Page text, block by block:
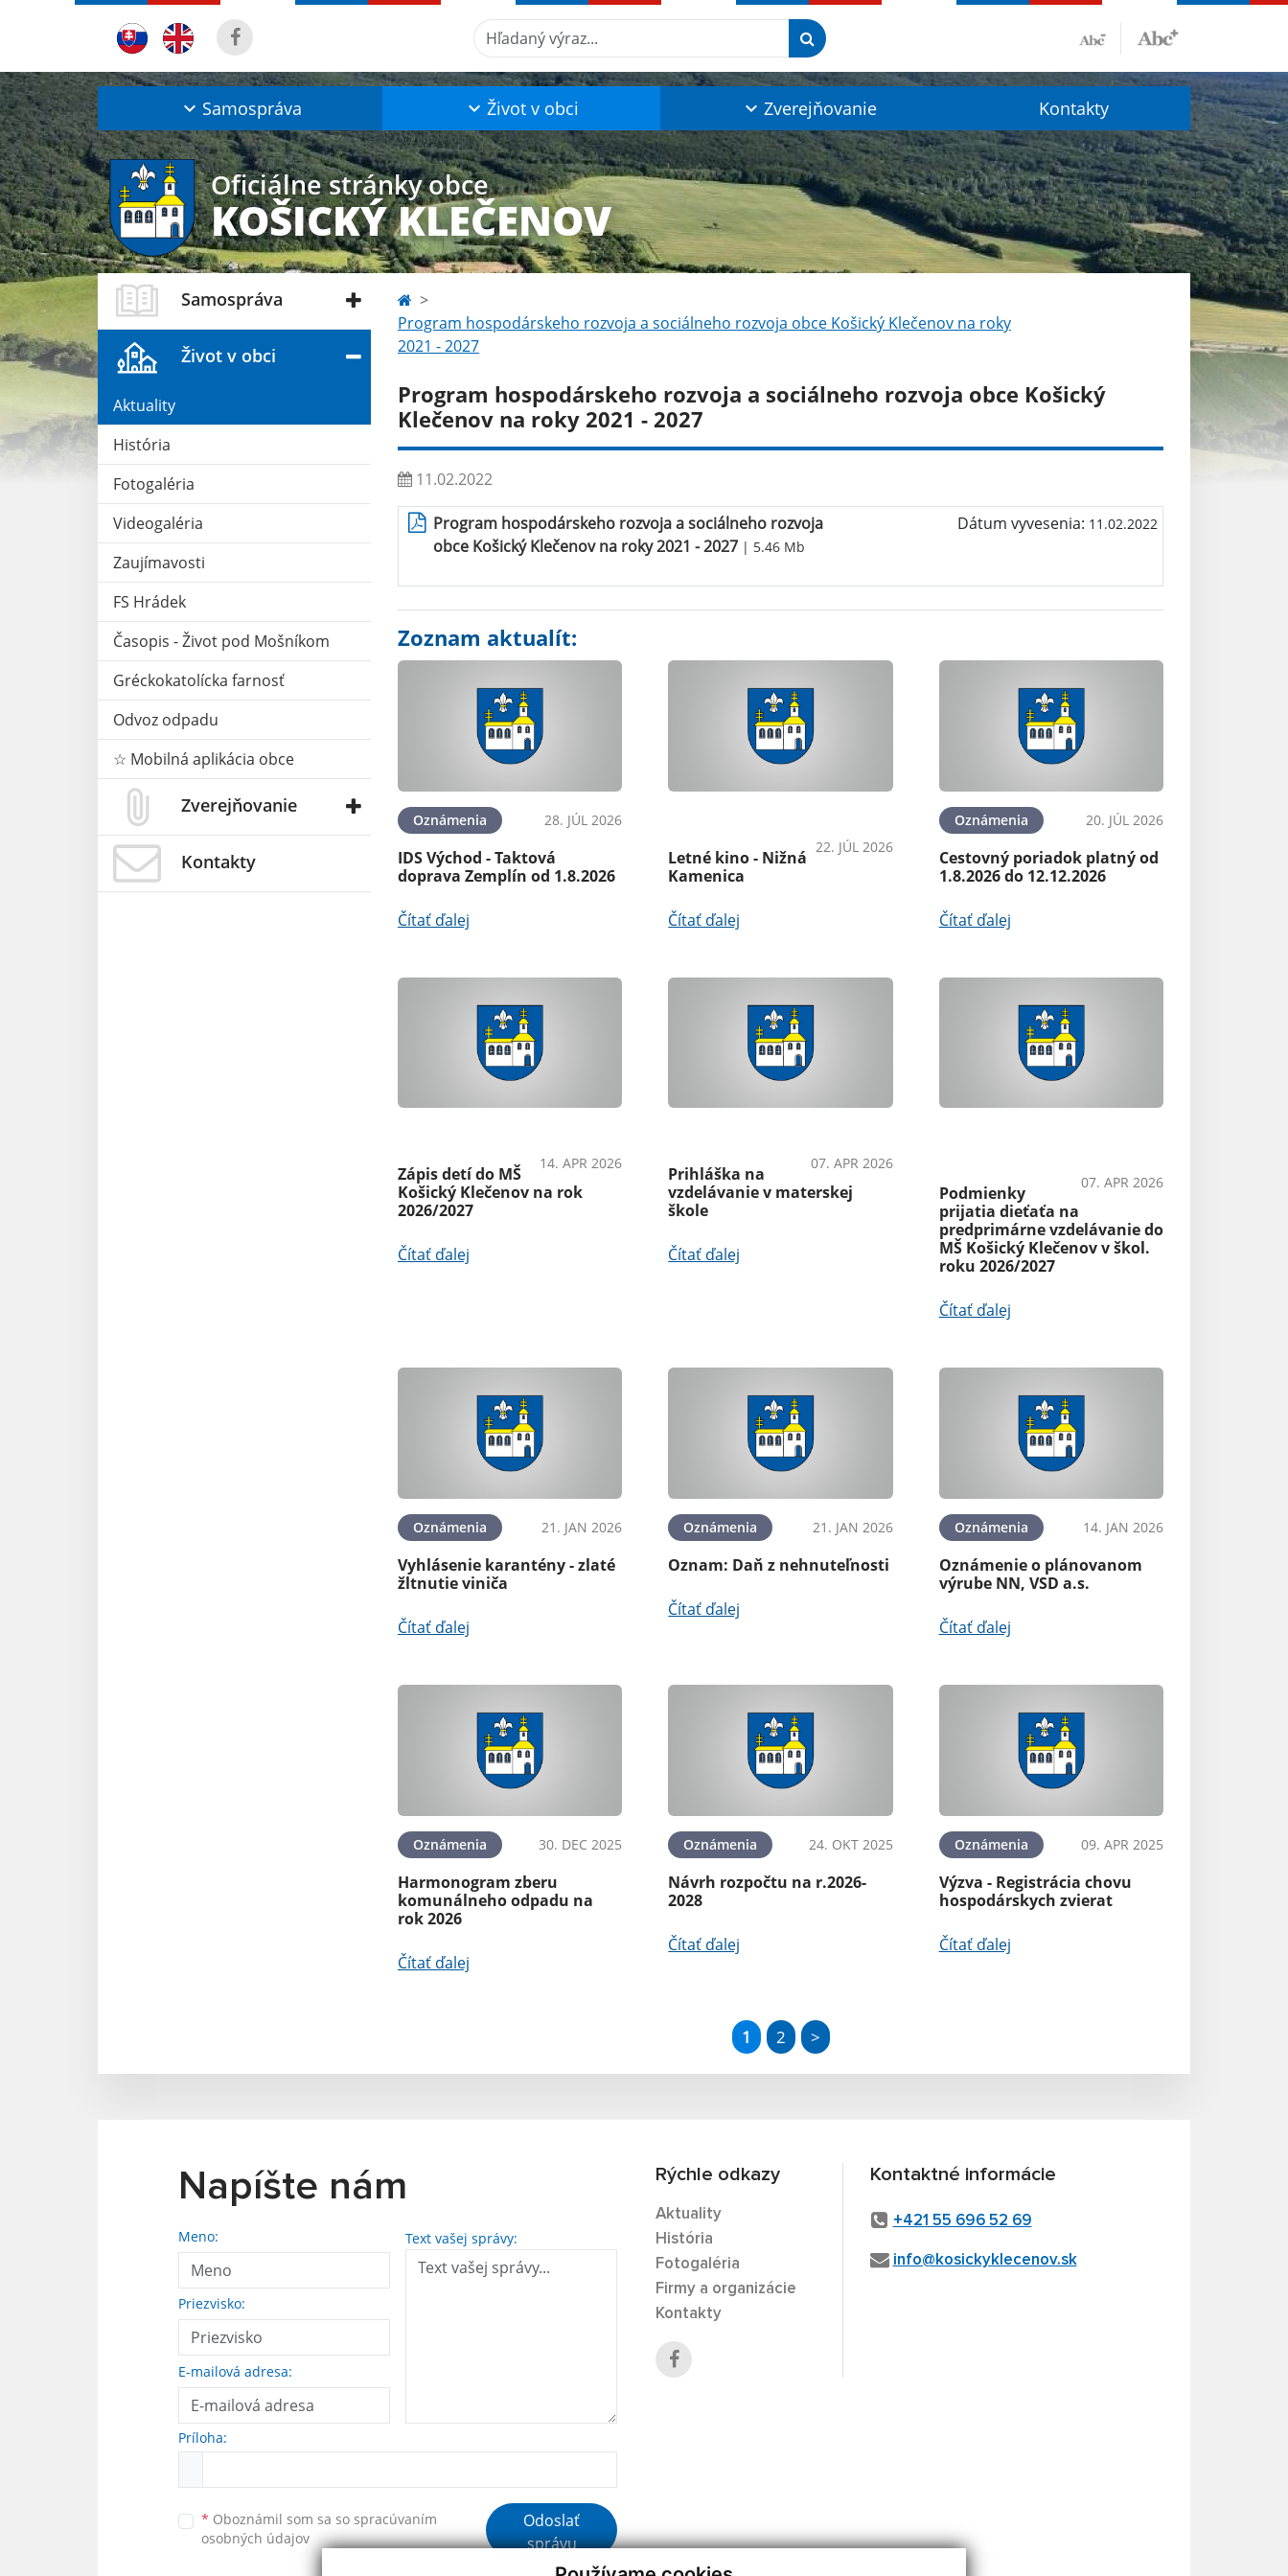
Hľadaný výraz...
Samospráva Život v obci Zverejňovanie Kontakty
Oficiálne stránky obce
KOŠICKÝ KLEČENOV
Samospráva
Život v obci
Aktuality
História
Fotogaléria
Videogaléria
Zaujímavosti
FS Hrádek
Časopis - Život pod Mošníkom
Gréckokatolícka farnosť
Odvoz odpadu
☆ Mobilná aplikácia obce
Zverejňovanie
Kontakty
Program hospodárskeho rozvoja a sociálneho rozvoja obce Košický Klečenov na roky
2021 - 2027
Program hospodárskeho rozvoja a sociálneho rozvoja obce Košický
Klečenov na roky 2021 - 2027
11.02.2022
Program hospodárskeho rozvoja a sociálneho rozvoja
obce Košický Klečenov na roky 2021 - 2027 | 5.46 Mb
Dátum vyvesenia: 11.02.2022
Zoznam aktualít:
Oznámenia 28. JÚL 2026
IDS Východ - Taktová
doprava Zemplín od 1.8.2026
Čítať ďalej
22. JÚL 2026
Letné kino - Nižná
Kamenica
Čítať ďalej
Oznámenia 20. JÚL 2026
Cestovný poriadok platný od
1.8.2026 do 12.12.2026
Čítať ďalej
14. APR 2026
Zápis detí do MŠ
Košický Klečenov na rok
2026/2027
Čítať ďalej
07. APR 2026
Prihláška na
vzdelávanie v materskej
škole
Čítať ďalej
07. APR 2026
Podmienky
prijatia dieťaťa na
predprimárne vzdelávanie do
MŠ Košický Klečenov v škol.
roku 2026/2027
Čítať ďalej
Oznámenia 21. JAN 2026
Vyhlásenie karantény - zlaté
žltnutie viniča
Čítať ďalej
Oznámenia 21. JAN 2026
Oznam: Daň z nehnuteľnosti
Čítať ďalej
Oznámenia 14. JAN 2026
Oznámenie o plánovanom
výrube NN, VSD a.s.
Čítať ďalej
Oznámenia 30. DEC 2025
Harmonogram zberu
komunálneho odpadu na
rok 2026
Čítať ďalej
Oznámenia 24. OKT 2025
Návrh rozpočtu na r.2026-
2028
Čítať ďalej
Oznámenia 09. APR 2025
Výzva - Registrácia chovu
hospodárskych zvierat
Čítať ďalej
1 2 >
Napíšte nám
Meno:
Priezvisko:
E-mailová adresa:
Text vašej správy:
Príloha:
* Oboznámil som sa so spracúvaním
osobných údajov
Odoslať
správu
Rýchle odkazy
Aktuality
História
Fotogaléria
Firmy a organizácie
Kontakty
Kontaktné informácie
+421 55 696 52 69
info@kosickyklecenov.sk